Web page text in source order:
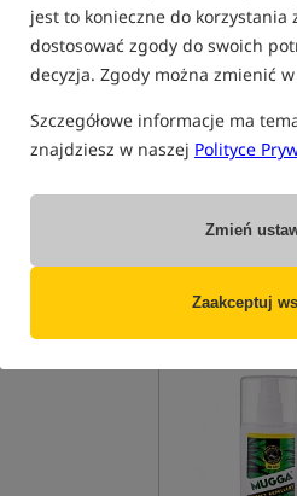
jest to konieczne do korzystania
dostosować zgody do swoich
decyzja. Zgody można zmienić
Szczegółowe informacje ma
znajdziesz w naszej Polityce
Zmień
Zaakceptuj
Mugga- Balsam kojący 50
ml
Balsam kojący po ukąszeniu insektów
26,99
BRAK TOWARU